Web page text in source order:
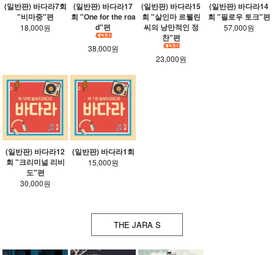
(일반판) 바다라7회
"비마중"편
18,000원
(일반판) 바다라17
회 "One for the roa
d"편
38,000원
(일반판) 바다라15
회 "살인마 르웰린
씨의 낭만적인 정
찬"편
23,000원
(일반판) 바다라14
회 "필로우 토크"편
57,000원
(일반판) 바다라12
회 "크리미널 리비
도"편
30,000원
(일반판) 바다라1회
15,000원
THE JARA S